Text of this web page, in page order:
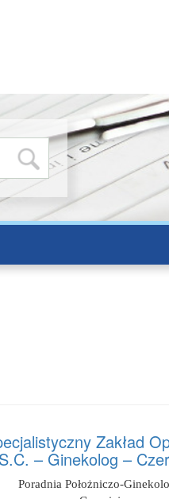
Zakład
S.C. – Ginekolog –
Poradnia Położniczo-